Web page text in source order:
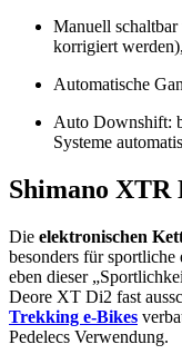
Manuell
korrigiert
Automatische
Auto Downshift:
Systeme
Shimano XTR
Die elektronischen
besonders für
eben dieser
Deore XT Di2 fast
Trekking e-Bikes
Pedelecs Verwendung.